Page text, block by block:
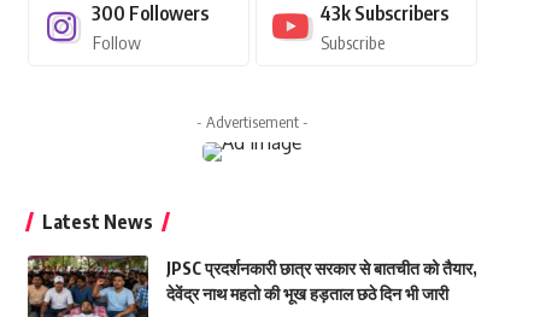
300 Followers
Follow
43k Subscribers
Subscribe
- Advertisement -
Latest News
JPSC प्रदर्शनकारी छात्र सरकार से बातचीत को तैयार,
देवेंद्र नाथ महतो की भूख हड़ताल छठे दिन भी जारी